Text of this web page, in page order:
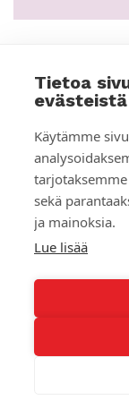
Tietoa
evästeistä
Käytämme
sekä
ja mainoksia.
Lue lisää
Uskossa –